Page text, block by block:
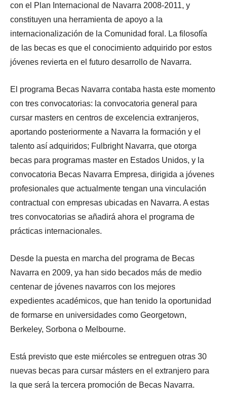
con el Plan Internacional de Navarra 2008-2011, y
constituyen una herramienta de apoyo a la
internacionalización de la Comunidad foral. La filosofía
de las becas es que el conocimiento adquirido por estos
jóvenes revierta en el futuro desarrollo de Navarra.
El programa Becas Navarra contaba hasta este momento
con tres convocatorias: la convocatoria general para
cursar masters en centros de excelencia extranjeros,
aportando posteriormente a Navarra la formación y el
talento así adquiridos; Fulbright Navarra, que otorga
becas para programas master en Estados Unidos, y la
convocatoria Becas Navarra Empresa, dirigida a jóvenes
profesionales que actualmente tengan una vinculación
contractual con empresas ubicadas en Navarra. A estas
tres convocatorias se añadirá ahora el programa de
prácticas internacionales.
Desde la puesta en marcha del programa de Becas
Navarra en 2009, ya han sido becados más de medio
centenar de jóvenes navarros con los mejores
expedientes académicos, que han tenido la oportunidad
de formarse en universidades como Georgetown,
Berkeley, Sorbona o Melbourne.
Está previsto que este miércoles se entreguen otras 30
nuevas becas para cursar másters en el extranjero para
la que será la tercera promoción de Becas Navarra.